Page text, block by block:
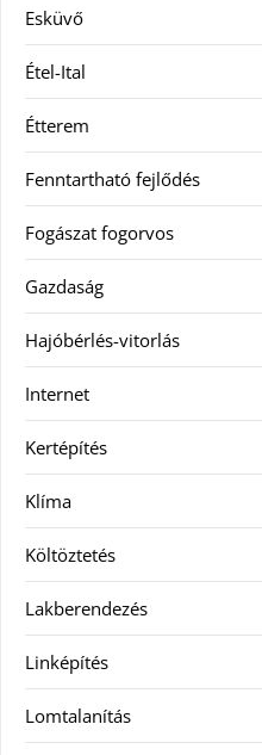
Esküvő
Étel-Ital
Étterem
Fenntartható fejlődés
Fogászat fogorvos
Gazdaság
Hajóbérlés-vitorlás
Internet
Kertépítés
Klíma
Költöztetés
Lakberendezés
Linképítés
Lomtalanítás